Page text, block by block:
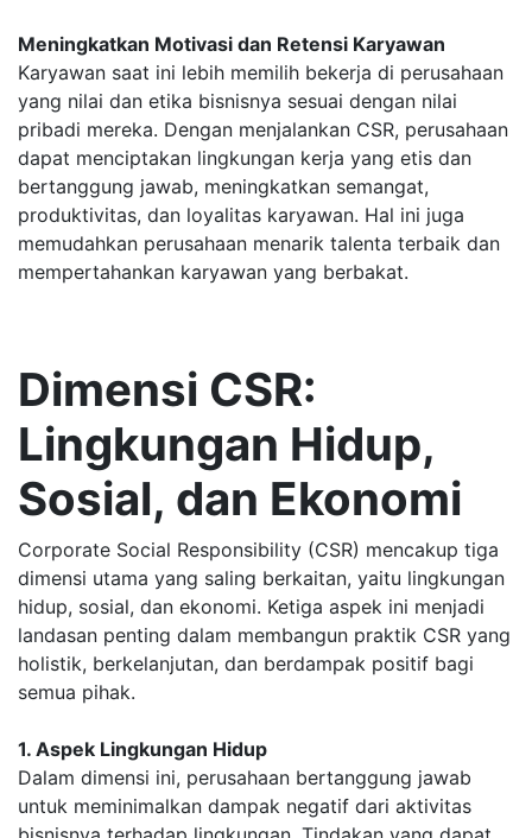
Meningkatkan Motivasi dan Retensi Karyawan
Karyawan saat ini lebih memilih bekerja di perusahaan
yang nilai dan etika bisnisnya sesuai dengan nilai
pribadi mereka. Dengan menjalankan CSR, perusahaan
dapat menciptakan lingkungan kerja yang etis dan
bertanggung jawab, meningkatkan semangat,
produktivitas, dan loyalitas karyawan. Hal ini juga
memudahkan perusahaan menarik talenta terbaik dan
mempertahankan karyawan yang berbakat.
Dimensi CSR:
Lingkungan Hidup,
Sosial, dan Ekonomi
Corporate Social Responsibility (CSR) mencakup tiga
dimensi utama yang saling berkaitan, yaitu lingkungan
hidup, sosial, dan ekonomi. Ketiga aspek ini menjadi
landasan penting dalam membangun praktik CSR yang
holistik, berkelanjutan, dan berdampak positif bagi
semua pihak.
1. Aspek Lingkungan Hidup
Dalam dimensi ini, perusahaan bertanggung jawab
untuk meminimalkan dampak negatif dari aktivitas